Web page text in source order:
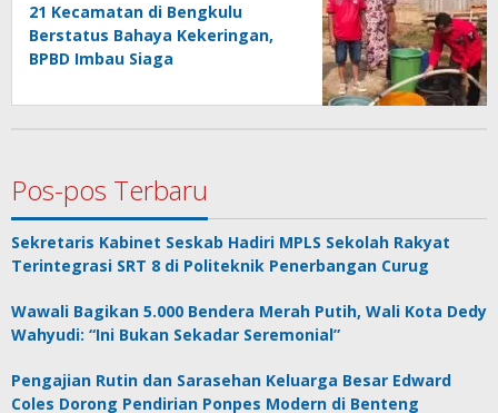
21 Kecamatan di Bengkulu
Berstatus Bahaya Kekeringan,
BPBD Imbau Siaga
Pos-pos Terbaru
Sekretaris Kabinet Seskab Hadiri MPLS Sekolah Rakyat
Terintegrasi SRT 8 di Politeknik Penerbangan Curug
Wawali Bagikan 5.000 Bendera Merah Putih, Wali Kota Dedy
Wahyudi: “Ini Bukan Sekadar Seremonial”
Pengajian Rutin dan Sarasehan Keluarga Besar Edward
Coles Dorong Pendirian Ponpes Modern di Benteng